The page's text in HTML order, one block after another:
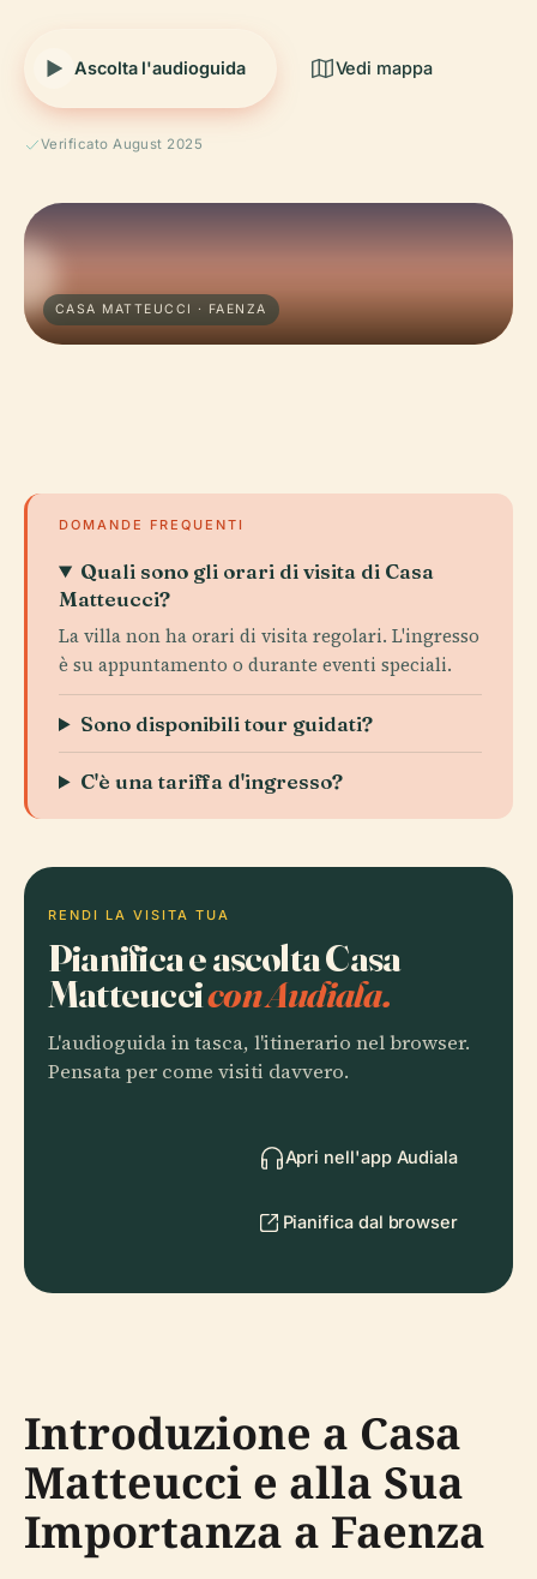
Ascolta l'audioguida Vedi mappa
Verificato August 2025
CASA MATTEUCCI · FAENZA
DOMANDE FREQUENTI
Quali sono gli orari di visita di Casa
Matteucci?
La villa non ha orari di visita regolari. L'ingresso
è su appuntamento o durante eventi speciali.
Sono disponibili tour guidati?
C'è una tariffa d'ingresso?
RENDI LA VISITA TUA
Pianifica e ascolta Casa
Matteuccicon Audiala.
L'audioguida in tasca, l'itinerario nel browser.
Pensata per come visiti davvero.
Apri nell'app Audiala
Pianifica dal browser
Introduzione a Casa
Matteucci e alla Sua
Importanza a Faenza